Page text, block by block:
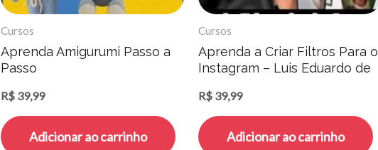
Cursos
Aprenda Amigurumi Passo a
Passo
R$ 39,99
Adicionar ao carrinho
Cursos
Aprenda a Criar Filtros Para o
Instagram – Luis Eduardo de
R$ 39,99
Adicionar ao carrinho